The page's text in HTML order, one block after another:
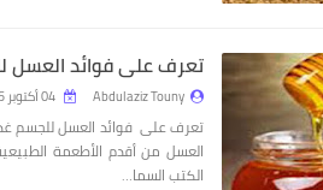
تعرف على فوائد العسل
Abdulaziz Touny
تعرف على فوائد العسل للجسم
العسل من أقدم الأطعمة
الكتب السما…